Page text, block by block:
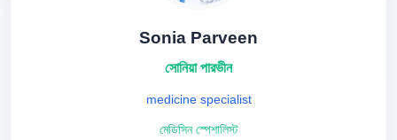
Sonia Parveen
সোনিয়া পারভীন
medicine specialist
মেডিসিন স্পেশালিস্ট